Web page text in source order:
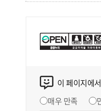
이 페이지에
매우 만족